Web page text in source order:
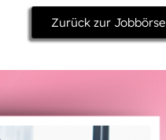
Zurück zur Jobbörse